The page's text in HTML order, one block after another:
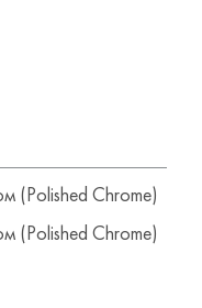
(Polished Chrome)
(Polished Chrome)